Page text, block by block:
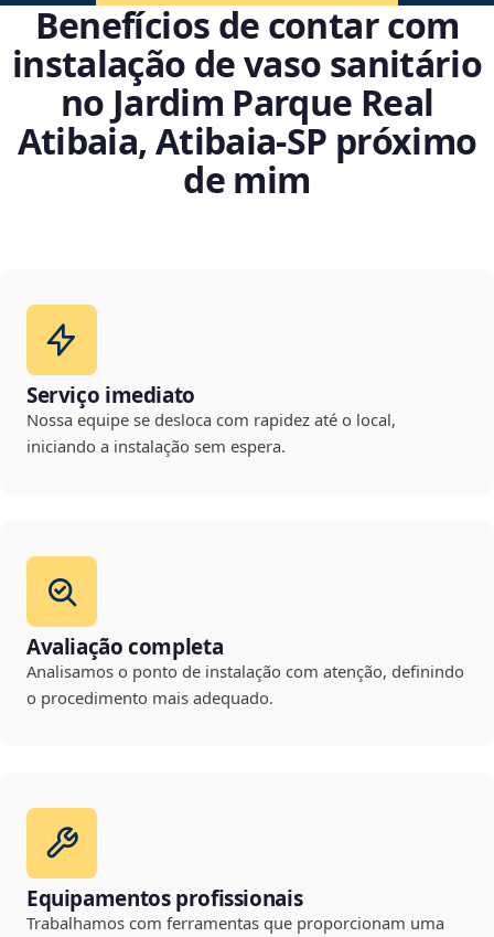
Benefícios de contar com
instalação de vaso sanitário
no Jardim Parque Real
Atibaia, Atibaia‑SP próximo
de mim
Serviço imediato
Nossa equipe se desloca com rapidez até o local,
iniciando a instalação sem espera.
Avaliação completa
Analisamos o ponto de instalação com atenção, definindo
o procedimento mais adequado.
Equipamentos profissionais
Trabalhamos com ferramentas que proporcionam uma